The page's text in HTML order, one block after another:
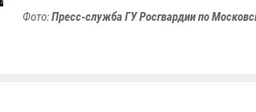
Фото:Пресс-служба ГУ Росгвардии по